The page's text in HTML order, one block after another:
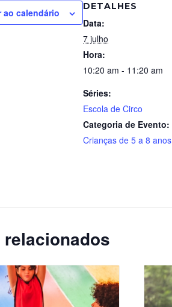
ao calendário
DETALHES
Data:
7 julho
Hora:
10:20 am - 11:20 am
Séries:
Escola de Circo
Categoria de Evento:
Crianças de 5 a 8 anos